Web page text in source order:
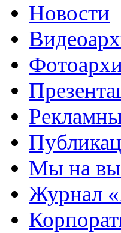
Новости
Мы на
Журнал